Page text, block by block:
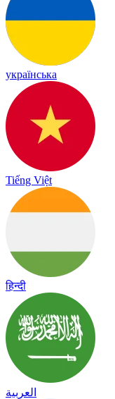
українська
Tiếng Việt
हिन्दी
العربية